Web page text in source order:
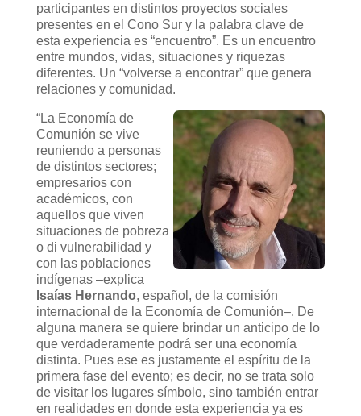
participantes en distintos proyectos sociales
presentes en el Cono Sur y la palabra clave de
esta experiencia es “encuentro”. Es un encuentro
entre mundos, vidas, situaciones y riquezas
diferentes. Un “volverse a encontrar” que genera
relaciones y comunidad.
“La Economía de
Comunión se vive
reuniendo a personas
de distintos sectores;
empresarios con
académicos, con
aquellos que viven
situaciones de pobreza
o di vulnerabilidad y
con las poblaciones
indígenas –explica
Isaías Hernando, español, de la comisión
internacional de la Economía de Comunión–. De
alguna manera se quiere brindar un anticipo de lo
que verdaderamente podrá ser una economía
distinta. Pues ese es justamente el espíritu de la
primera fase del evento; es decir, no se trata solo
de visitar los lugares símbolo, sino también entrar
en realidades en donde esta experiencia ya es